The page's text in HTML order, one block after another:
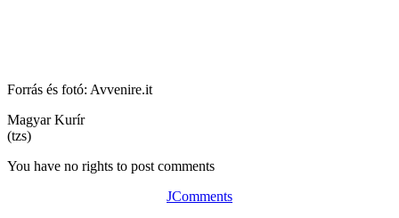
Forrás és fotó: Avvenire.it
Magyar Kurír
(tzs)
You have no rights to post comments
JComments